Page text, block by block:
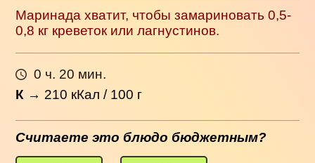
Маринада хватит, чтобы замариновать 0,5-
0,8 кг креветок или лагнустинов.
0 ч. 20 мин.
К → 210 кКал / 100 г
Считаете это блюдо бюджетным?